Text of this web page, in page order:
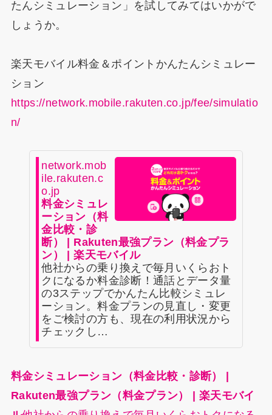
たんシミュレーション」を試してみてはいかがで
しょうか。​​
楽天モバイル料金＆ポイントかんたんシミュレー
ション
https://network.mobile.rakuten.co.jp/fee/simulatio
n/
network.mob
ile.rakuten.c
o.jp
料金シミュレ
ーション（料
金比較・診
断） | Rakuten最強プラン（料金プラ
ン） | 楽天モバイル
他社からの乗り換えで毎月いくらおト
クになるか料金診断！通話とデータ量
の3ステップでかんたん比較シミュレ
ーション。料金プランの見直し・変更
をご検討の方も、現在の利用状況から
チェックし…
料金シミュレーション（料金比較・診断） |
Rakuten最強プラン（料金プラン） | 楽天モバイ